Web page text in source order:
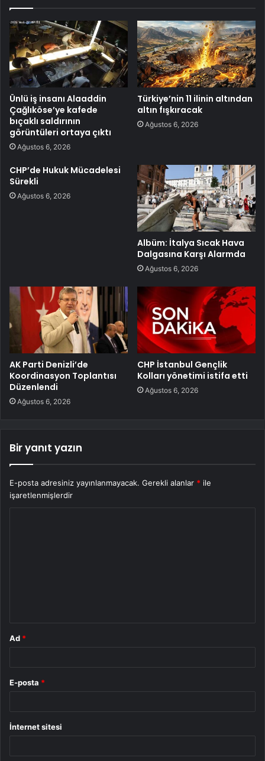
Ünlü iş insanı Alaaddin
Çağlıköse’ye kafede
bıçaklı saldırının
görüntüleri ortaya çıktı
Ağustos 6, 2026
Türkiye’nin 11 ilinin altından
altın fışkıracak
Ağustos 6, 2026
CHP’de Hukuk Mücadelesi
Sürekli
Ağustos 6, 2026
Albüm: İtalya Sıcak Hava
Dalgasına Karşı Alarmda
Ağustos 6, 2026
AK Parti Denizli’de
Koordinasyon Toplantısı
Düzenlendi
Ağustos 6, 2026
CHP İstanbul Gençlik
Kolları yönetimi istifa etti
Ağustos 6, 2026
Bir yanıt yazın
E-posta adresiniz yayınlanmayacak. Gerekli alanlar * ile
işaretlenmişlerdir
Ad *
E-posta *
İnternet sitesi